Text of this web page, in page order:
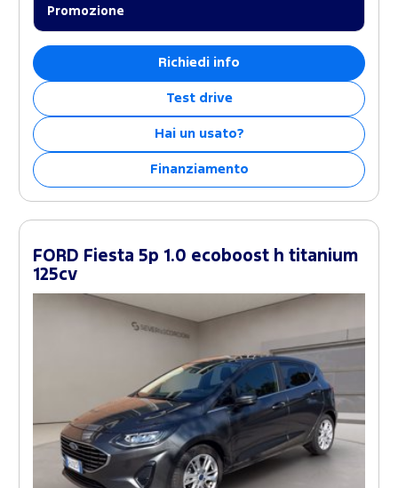
Promozione
Richiedi info
Test drive
Hai un usato?
Finanziamento
FORD Fiesta 5p 1.0 ecoboost h titanium
125cv